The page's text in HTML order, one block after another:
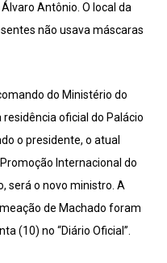
Antônio. O local da
não usava máscaras
do Ministério do
oficial do Palácio
o presidente, o atual
Internacional do
será o novo ministro. A
de Machado foram
(10) no “Diário Oficial”.